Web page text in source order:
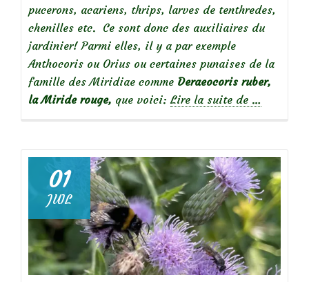
pucerons, acariens, thrips, larves de tenthredes,
chenilles etc. Ce sont donc des auxiliaires du
jardinier! Parmi elles, il y a par exemple
Anthocoris ou Orius ou certaines punaises de la
famille des Miridiae comme Deraeocoris ruber,
la Miride rouge, que voici: Lire la suite de à
de
pucerons
et
autres
insectes
…
01
JUIL